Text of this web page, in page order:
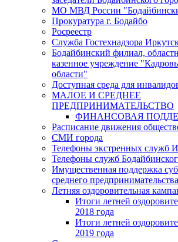
МО МВД России
Прокуратура г. Бодайбо
Росреестр
Служба Гостехнадзора
Бодайбинский филиал,
казенное учреждение
области"
Доступная среда для
МАЛОЕ И СРЕДНЕЕ
ПРЕДПРИНИМАТЕЛЬСТВО
ФИНАНСОВАЯ
Расписание движения
СМИ города
Телефоны экстренных служб
Телефоны служб
Имущественная поддержка
среднего предпринимательства
Летняя оздоровительная
Итоги летней
2018 года
Итоги летней
2019 года